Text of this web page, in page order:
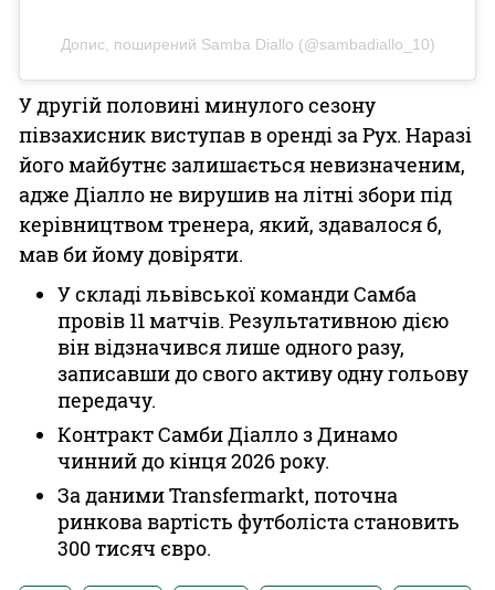
Допис, поширений Samba Diallo (@sambadiallo_10)
У другій половині минулого сезону
півзахисник виступав в оренді за Рух. Наразі
його майбутнє залишається невизначеним,
адже Діалло не вирушив на літні збори під
керівництвом тренера, який, здавалося б,
мав би йому довіряти.
У складі львівської команди Самба
провів 11 матчів. Результативною дією
він відзначився лише одного разу,
записавши до свого активу одну гольову
передачу.
Контракт Самби Діалло з Динамо
чинний до кінця 2026 року.
За даними Transfermarkt, поточна
ринкова вартість футболіста становить
300 тисяч євро.